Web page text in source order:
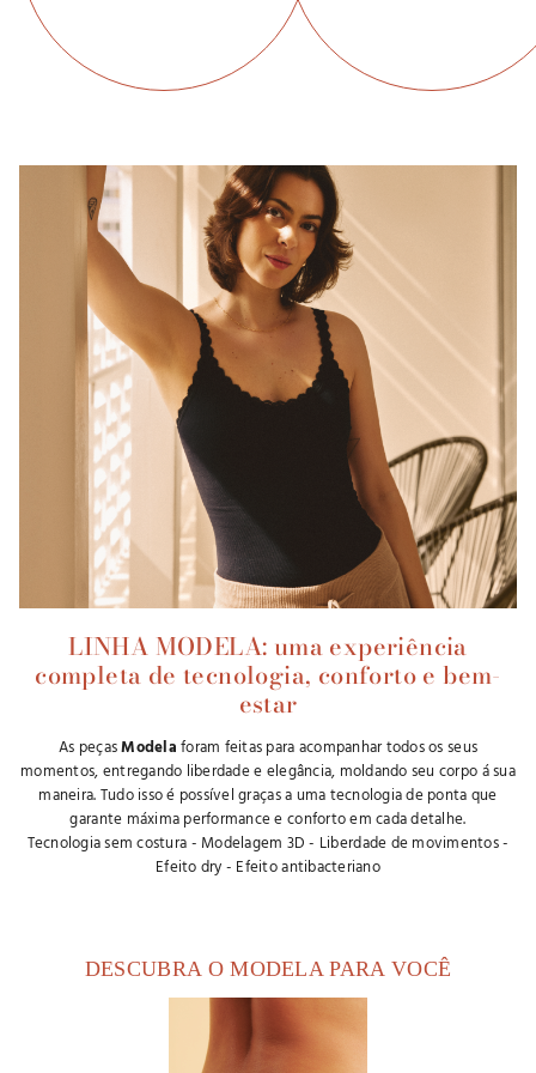
LINHA MODELA: uma experiência
completa de tecnologia, conforto e bem-
estar
As peçasModelaforam feitas para acompanhar todos os seus
momentos, entregando liberdade e elegância, moldando seu corpo á sua
maneira. Tudo isso é possível graças a uma tecnologia de ponta que
garante máxima performance e conforto em cada detalhe.
Tecnologia sem costura - Modelagem 3D - Liberdade de movimentos -
Efeito dry - Efeito antibacteriano
DESCUBRA O MODELA PARA VOCÊ